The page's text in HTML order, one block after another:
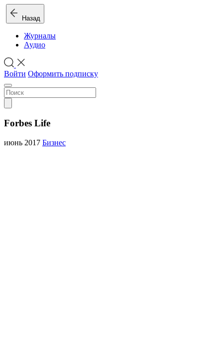
Назад
Журналы
Аудио
Войти Оформить подписку
Forbes Life
июнь 2017 Бизнес